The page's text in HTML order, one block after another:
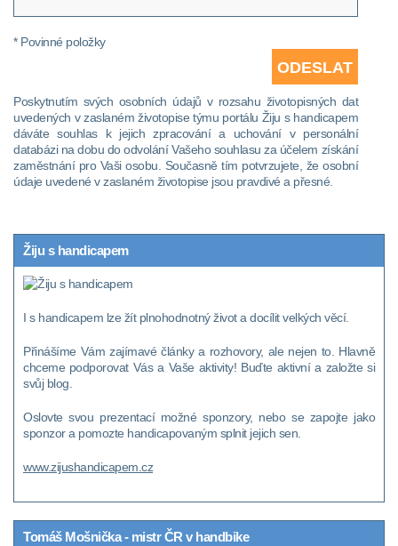
* Povinné položky
Poskytnutím svých osobních údajů v rozsahu životopisných dat
uvedených v zaslaném životopise týmu portálu Žiju s handicapem
dáváte souhlas k jejich zpracování a uchování v personální
databázi na dobu do odvolání Vašeho souhlasu za účelem získání
zaměstnání pro Vaši osobu. Současně tím potvrzujete, že osobní
údaje uvedené v zaslaném životopise jsou pravdivé a přesné.
Žiju s handicapem
I s handicapem lze žít plnohodnotný život a docílit velkých věcí.
Přinášíme Vám zajímavé články a rozhovory, ale nejen to. Hlavně
chceme podporovat Vás a Vaše aktivity! Buďte aktivní a založte si
svůj blog.
Oslovte svou prezentací možné sponzory, nebo se zapojte jako
sponzor a pomozte handicapovaným splnit jejich sen.
www.zijushandicapem.cz
Tomáš Mošnička - mistr ČR v handbike